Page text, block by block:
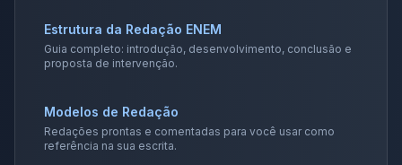
Estrutura da Redação ENEM
Guia completo: introdução, desenvolvimento, conclusão e
proposta de intervenção.
Modelos de Redação
Redações prontas e comentadas para você usar como
referência na sua escrita.